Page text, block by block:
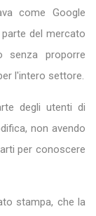
come Google
del mercato
senza proporre
l'intero settore.
degli utenti di
non avendo
per conoscere
stampa, che la